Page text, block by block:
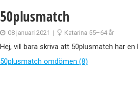
50plusmatch
08 januari 2021 | Katarina 55–64 år
Hej, vill bara skriva att 50plusmatch har
50plusmatch omdömen (8)